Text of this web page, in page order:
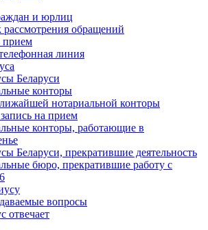
и юрлиц
рассмотрения обращений
линия
Беларуси
конторы
нотариальной конторы
на прием
конторы, работающие в
Беларуси, прекратившие деятельность
бюро, прекратившие работу с
вопросы
отвечает